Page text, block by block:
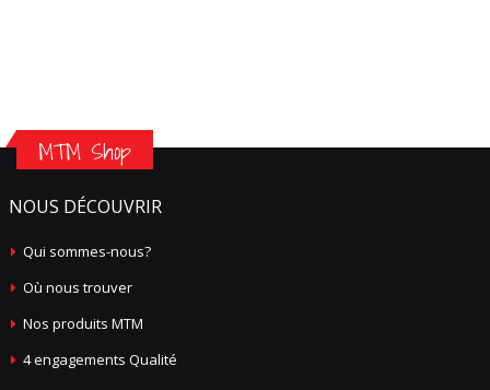
MTM Shop
NOUS DÉCOUVRIR
Qui sommes-nous?
Où nous trouver
Nos produits MTM
4 engagements Qualité